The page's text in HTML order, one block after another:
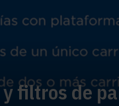
y filtros de